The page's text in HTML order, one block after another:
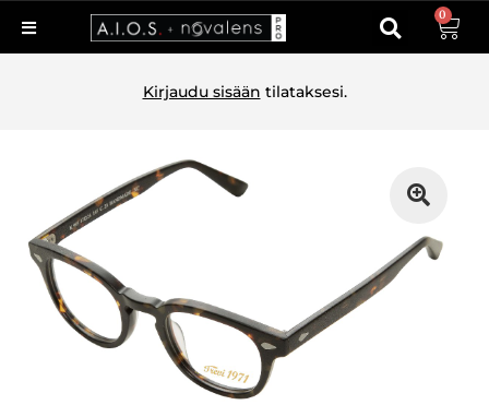
0
Kirjaudu sisään tilataksesi.